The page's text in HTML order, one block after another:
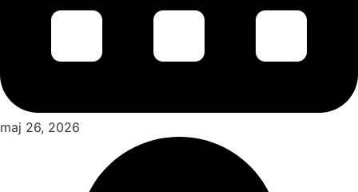
maj 26, 2026